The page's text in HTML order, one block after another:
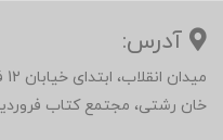
آدرس:
خان رشتی، مجتمع کتاب